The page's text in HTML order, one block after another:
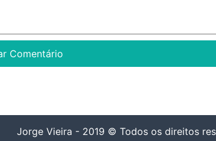
Jorge Vieira - 2019 © Todos os direitos